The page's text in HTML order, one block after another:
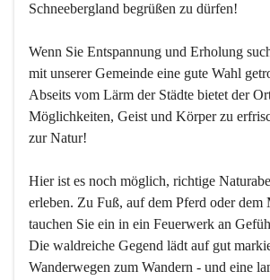
Schneebergland begrüßen zu dürfen!
Wenn Sie Entspannung und Erholung
mit unserer Gemeinde eine gute Wahl
Abseits vom Lärm der Städte bietet der
Möglichkeiten, Geist und Körper zu
zur Natur!
Hier ist es noch möglich, richtige
erleben. Zu Fuß, auf dem Pferd oder dem
tauchen Sie ein in ein Feuerwerk an
Die waldreiche Gegend lädt auf gut
Wanderwegen zum Wandern - und eine